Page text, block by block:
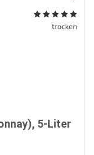
trocken
5-Liter